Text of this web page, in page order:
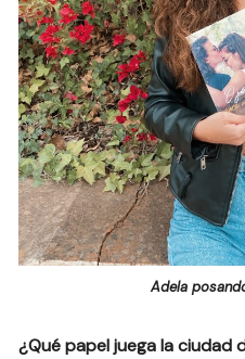
Adela
¿Qué papel juega la ciudad